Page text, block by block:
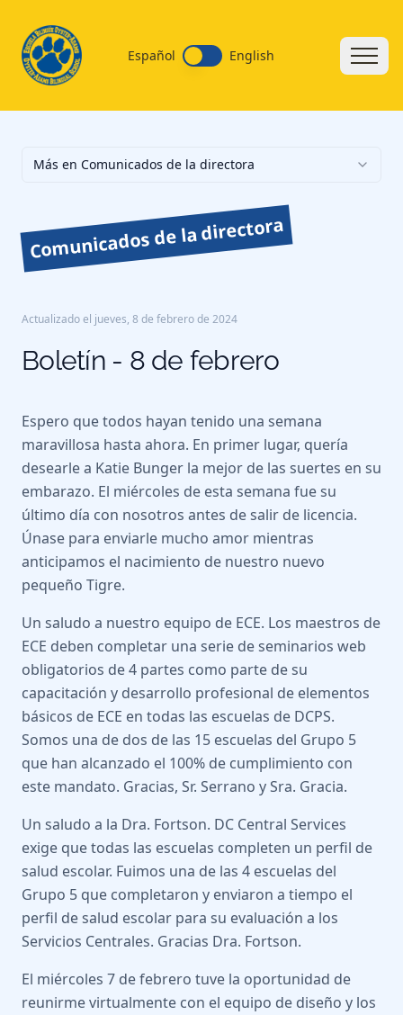
Español English
Más en Comunicados de la directora
Comunicados de la directora
Actualizado el jueves, 8 de febrero de 2024
Boletín - 8 de febrero
Espero que todos hayan tenido una semana
maravillosa hasta ahora. En primer lugar, quería
desearle a Katie Bunger la mejor de las suertes en su
embarazo. El miércoles de esta semana fue su
último día con nosotros antes de salir de licencia.
Únase para enviarle mucho amor mientras
anticipamos el nacimiento de nuestro nuevo
pequeño Tigre.
Un saludo a nuestro equipo de ECE. Los maestros de
ECE deben completar una serie de seminarios web
obligatorios de 4 partes como parte de su
capacitación y desarrollo profesional de elementos
básicos de ECE en todas las escuelas de DCPS.
Somos una de dos de las 15 escuelas del Grupo 5
que han alcanzado el 100% de cumplimiento con
este mandato. Gracias, Sr. Serrano y Sra. Gracia.
Un saludo a la Dra. Fortson. DC Central Services
exige que todas las escuelas completen un perfil de
salud escolar. Fuimos una de las 4 escuelas del
Grupo 5 que completaron y enviaron a tiempo el
perfil de salud escolar para su evaluación a los
Servicios Centrales. Gracias Dra. Fortson.
El miércoles 7 de febrero tuve la oportunidad de
reunirme virtualmente con el equipo de diseño y los